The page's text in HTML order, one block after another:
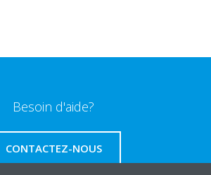
Besoin d'aide?
CONTACTEZ-NOUS